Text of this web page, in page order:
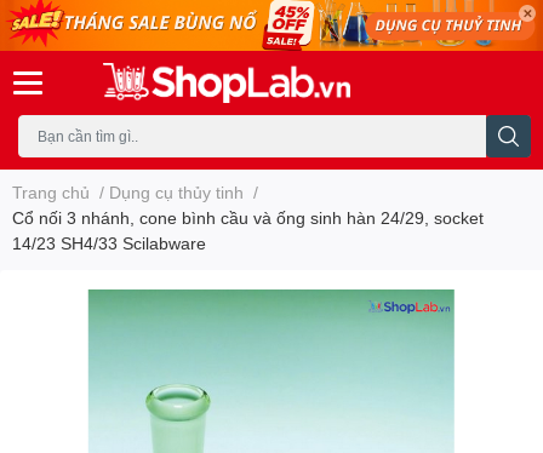
Trang chủ / Dụng cụ thủy tinh /
Cổ nối 3 nhánh, cone bình cầu và ống sinh hàn 24/29, socket
14/23 SH4/33 Scilabware